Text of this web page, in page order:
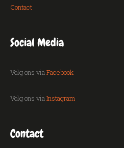
Contact
Social Media
Volg ons viaFacebook
Volg ons viaInstagram
Contact